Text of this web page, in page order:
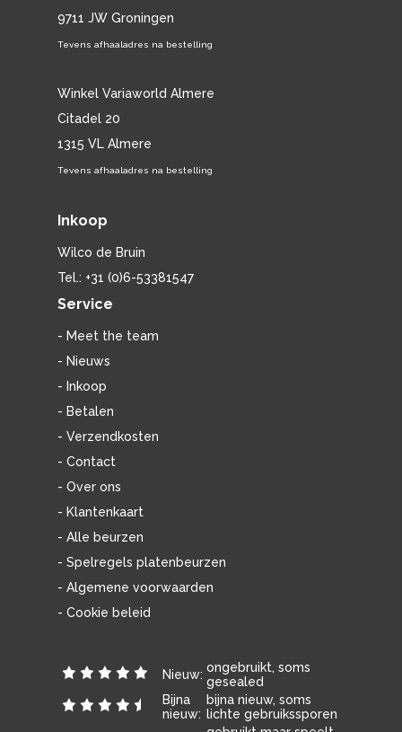
9711 JW Groningen
Tevens afhaaladres na bestelling
Winkel Variaworld Almere
Citadel 20
1315 VL Almere
Tevens afhaaladres na bestelling
Inkoop
Wilco de Bruin
Tel.: +31 (0)6-53381547
Service
- Meet the team
- Nieuws
- Inkoop
- Betalen
- Verzendkosten
- Contact
- Over ons
- Klantenkaart
- Alle beurzen
- Spelregels platenbeurzen
- Algemene voorwaarden
- Cookie beleid
Nieuw: ongebruikt, soms
gesealed
Bijna
nieuw:
bijna nieuw, soms
lichte gebruikssporen